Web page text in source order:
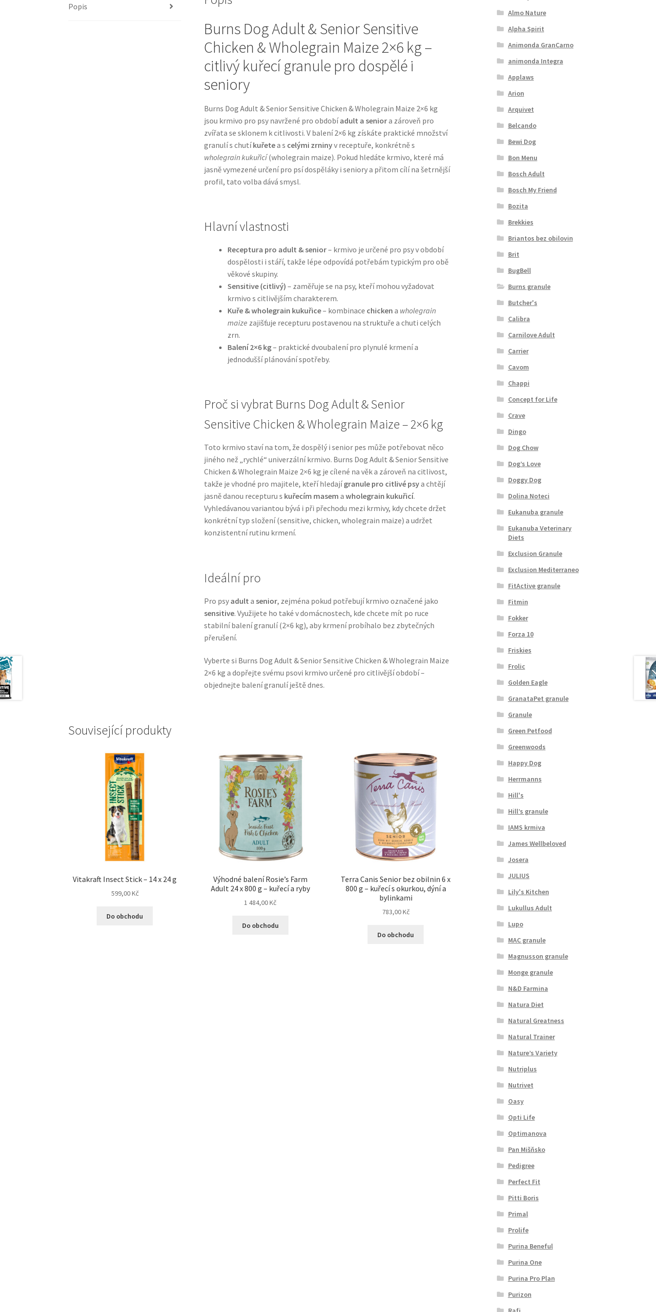
Popis
Burns Dog Adult & Senior Sensitive
Chicken & Wholegrain Maize 2×6 kg –
citlivý kuřecí granule pro dospělé i
seniory
Burns Dog Adult & Senior Sensitive Chicken & Wholegrain Maize 2×6 kg
jsou krmivo pro psy navržené pro obdobíadult a seniora zároveň pro
zvířata se sklonem k citlivosti. V balení 2×6 kg získáte praktické množství
granulí s chutíkuřetea s celými zrninyv receptuře, konkrétně s
wholegrain kukuřicí(wholegrain maize). Pokud hledáte krmivo, které má
jasně vymezené určení pro psí dospěláky i seniory a přitom cílí na šetrnější
profil, tato volba dává smysl.
Hlavní vlastnosti
Receptura pro adult & senior– krmivo je určené pro psy v období
dospělosti i stáří, takže lépe odpovídá potřebám typickým pro obě
věkové skupiny.
Sensitive (citlivý) – zaměřuje se na psy, kteří mohou vyžadovat
krmivo s citlivějším charakterem.
Kuře & wholegrain kukuřice– kombinace chicken a wholegrain
maize zajišťuje recepturu postavenou na struktuře a chuti celých
zrn.
Balení 2×6 kg– praktické dvoubalení pro plynulé krmení a
jednodušší plánování spotřeby.
Proč si vybrat Burns Dog Adult & Senior
Sensitive Chicken & Wholegrain Maize – 2×6 kg
Toto krmivo staví na tom, že dospělý i senior pes může potřebovat něco
jiného než „rychlé“ univerzální krmivo. Burns Dog Adult & Senior Sensitive
Chicken & Wholegrain Maize 2×6 kg je cílené na věk a zároveň na citlivost,
takže je vhodné pro majitele, kteří hledajígranule pro citlivé psya chtějí
jasně danou recepturu s kuřecím masem a wholegrain kukuřicí.
Vyhledávanou variantou bývá i při přechodu mezi krmivy, kdy chcete držet
konkrétní typ složení (sensitive, chicken, wholegrain maize) a udržet
konzistentní rutinu krmení.
Ideální pro
Pro psy adult a senior, zejména pokud potřebují krmivo označené jako
sensitive. Využijete ho také v domácnostech, kde chcete mít po ruce
stabilní balení granulí (2×6 kg), aby krmení probíhalo bez zbytečných
přerušení.
Vyberte si Burns Dog Adult & Senior Sensitive Chicken & Wholegrain Maize
2×6 kg a dopřejte svému psovi krmivo určené pro citlivější období –
objednejte balení granulí ještě dnes.
Související produkty
Vitakraft Insect Stick – 14 x 24 g
599,00Kč
Do obchodu
Výhodné balení Rosie’s Farm
Adult 24 x 800 g – kuřecí a ryby
1 484,00Kč
Do obchodu
Terra Canis Senior bez obilnin 6 x
800 g – kuřecí s okurkou, dýní a
bylinkami
783,00Kč
Do obchodu
Almo Nature
Alpha Spirit
Animonda GranCarno
animonda Integra
Applaws
Arion
Arquivet
Belcando
Bewi Dog
Bon Menu
Bosch Adult
Bosch My Friend
Bozita
Brekkies
Briantos bez obilovin
Brit
BugBell
Burns granule
Butcher's
Calibra
Carnilove Adult
Carrier
Cavom
Chappi
Concept for Life
Crave
Dingo
Dog Chow
Dog’s Love
Doggy Dog
Dolina Noteci
Eukanuba granule
Eukanuba Veterinary
Diets
Exclusion Granule
Exclusion Mediterraneo
FitActive granule
Fitmin
Fokker
Forza 10
Friskies
Frolic
Golden Eagle
GranataPet granule
Granule
Green Petfood
Greenwoods
Happy Dog
Herrmanns
Hill's
Hill’s granule
IAMS krmiva
James Wellbeloved
Josera
JULIUS
Lily's Kitchen
Lukullus Adult
Lupo
MAC granule
Magnusson granule
Monge granule
N&D Farmina
Natura Diet
Natural Greatness
Natural Trainer
Nature’s Variety
Nutriplus
Nutrivet
Oasy
Opti Life
Optimanova
Pan Mišňsko
Pedigree
Perfect Fit
Pitti Boris
Primal
Prolife
Purina Beneful
Purina One
Purina Pro Plan
Purizon